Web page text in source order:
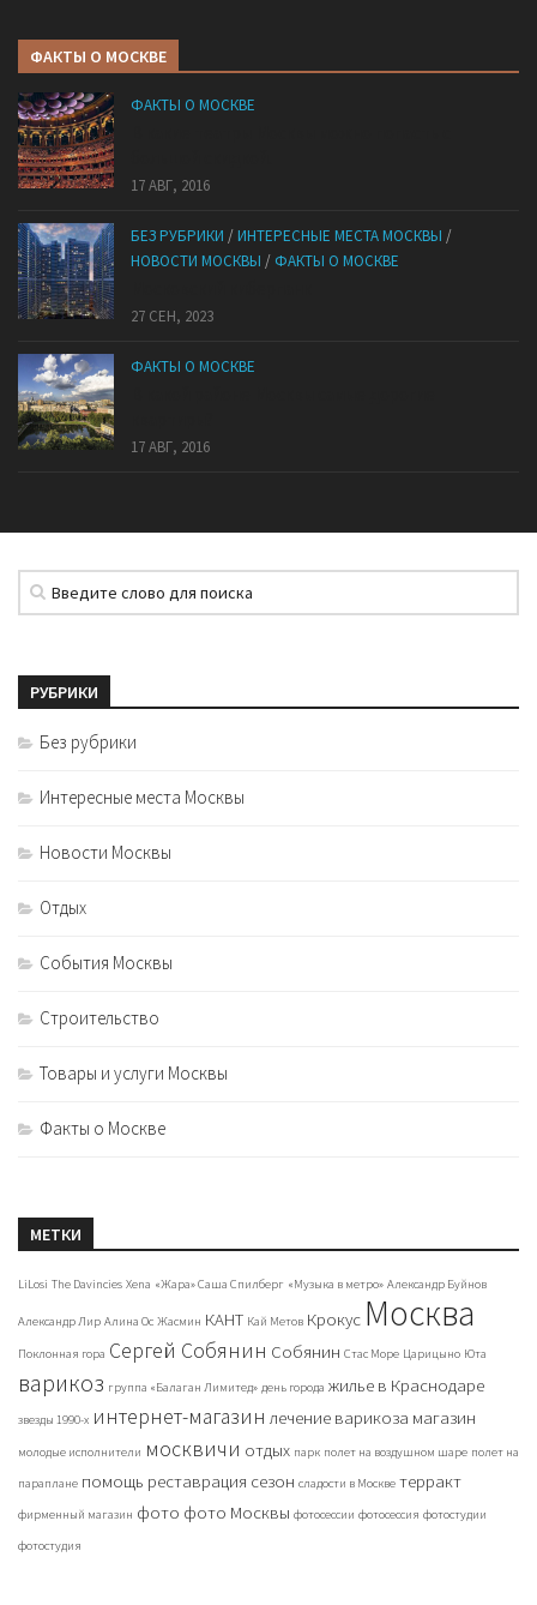
ФАКТЫ О МОСКВЕ
ФАКТЫ О МОСКВЕ
17 АВГ, 2016
БЕЗ РУБРИКИ /ИНТЕРЕСНЫЕ МЕСТА МОСКВЫ /
НОВОСТИ МОСКВЫ / ФАКТЫ О МОСКВЕ
27 СЕН, 2023
ФАКТЫ О МОСКВЕ
17 АВГ, 2016
РУБРИКИ
Без рубрики
Интересные места Москвы
Новости Москвы
Отдых
События Москвы
Строительство
Товары и услуги Москвы
Факты о Москве
МЕТКИ
LiLosi The Davincies Xena «Жара» Саша Спилберг «Музыка в метро» Александр Буйнов
Александр Лир Алина Ос Жасмин КАНТ Кай Метов Крокус Москва
Поклонная гора Сергей Собянин Собянин Стас Море Царицыно Юта
варикоз группа «Балаган Лимитед» день города жилье в Краснодаре
звезды 1990-х интернет-магазин лечение варикоза магазин
молодые исполнители москвичи отдых парк полет на воздушном шаре полет на
параплане помощь реставрация сезон сладости в Москве терракт
фирменный магазин фото фото Москвы фотосессии фотосессия фотостудии
фотостудия